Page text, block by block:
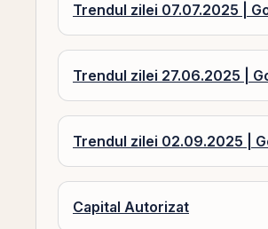
Trendul zilei 07.07.2025 |
Trendul zilei 27.06.2025 |
Trendul zilei 02.09.2025 |
Capital Autorizat